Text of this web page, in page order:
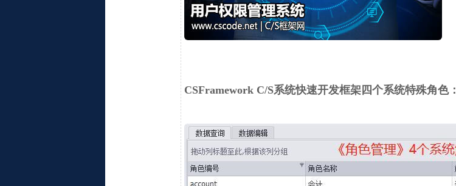
CSFramework C/S系统快速开发框架四个系统特殊角色：